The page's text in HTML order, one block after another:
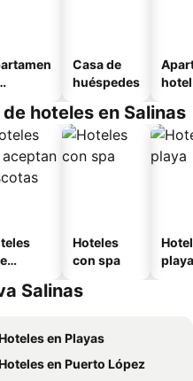
Casa de
huéspedes
hotel
hoteles en Salinas
Hoteles
con spa
playa
Salinas
en Playas
en Puerto López